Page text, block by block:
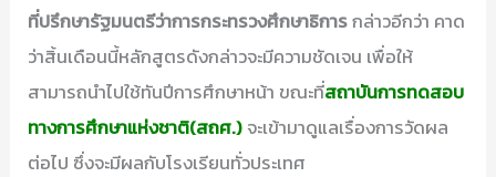
ที่ปรึกษารัฐมนตรีว่าการกระทรวงศึกษาธิการกล่าวอีกว่า คาด
ว่าสิ้นเดือนนี้หลักสูตรดังกล่าวจะมีความชัดเจน เพื่อให้
สามารถนำไปใช้ทันปีการศึกษาหน้า ขณะที่สถาบันการทดสอบ
ทางการศึกษาแห่งชาติ(สถศ.) จะเข้ามาดูแลเรื่องการวัดผล
ต่อไป ซึ่งจะมีผลกับโรงเรียนทั่วประเทศ